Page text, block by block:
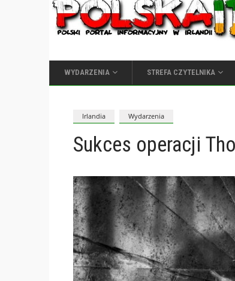
WYDARZENIA STREFA CZYTELNIKA
Irlandia Wydarzenia
Sukces operacji